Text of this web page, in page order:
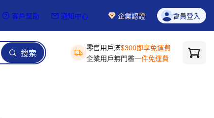
客戶幫助 通知中心 企業認證 會員登入
搜索 零售用戶滿$300即享免運費
企業用戶無門檻一件免運費